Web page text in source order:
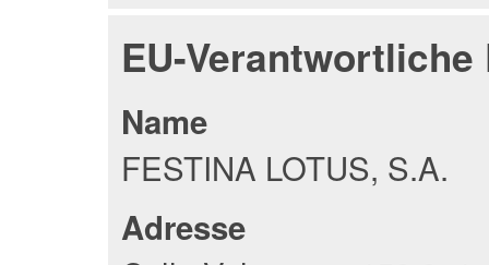
EU-Verantwortliche
Name
FESTINA LOTUS, S.A.
Adresse